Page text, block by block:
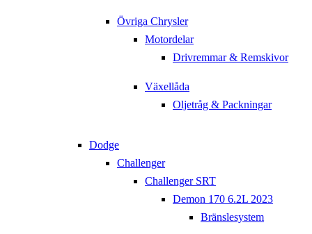
Övriga Chrysler
Motordelar
Drivremmar & Remskivor
Växellåda
Oljetråg & Packningar
Dodge
Challenger
Challenger SRT
Demon 170 6.2L 2023
Bränslesystem